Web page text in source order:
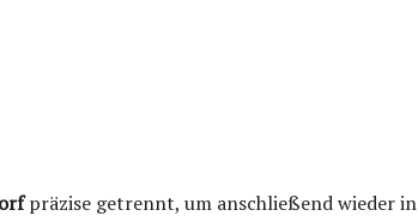
präzise getrennt, um anschließend wieder in